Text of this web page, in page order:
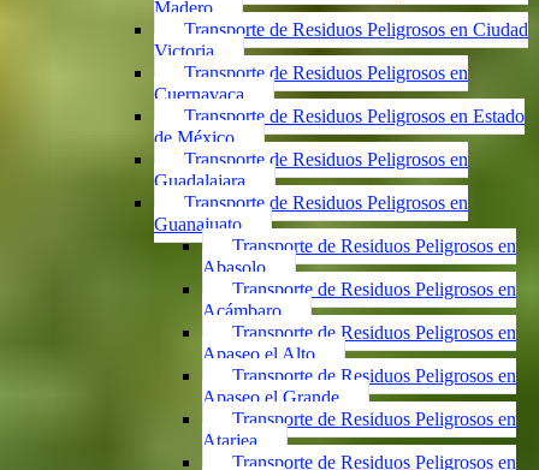
Madero
Transporte de Residuos Peligrosos en Ciudad
Victoria
Transporte de Residuos Peligrosos en
Cuernavaca
Transporte de Residuos Peligrosos en Estado
de México
Transporte de Residuos Peligrosos en
Guadalajara
Transporte de Residuos Peligrosos en
Guanajuato
Transporte de Residuos Peligrosos en
Abasolo
Transporte de Residuos Peligrosos en
Acámbaro
Transporte de Residuos Peligrosos en
Apaseo el Alto
Transporte de Residuos Peligrosos en
Apaseo el Grande
Transporte de Residuos Peligrosos en
Atarjea
Transporte de Residuos Peligrosos en